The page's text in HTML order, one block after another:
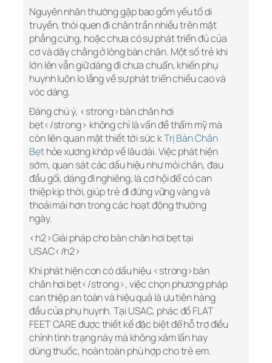
Nguyên nhân thường gặp bao gồm yếu tố di
truyền, thói quen đi chân trần nhiều trên mặt
phẳng cứng, hoặc chưa có sự phát triển đủ của
cơ và dây chằng ở lòng bàn chân. Một số trẻ khi
lớn lên vẫn giữ dáng đi chưa chuẩn, khiến phụ
huynh luôn lo lắng về sự phát triển chiều cao và
vóc dáng.
Đáng chú ý, <strong>bàn chân hơi
bẹt</strong> không chỉ là vấn đề thẩm mỹ mà
còn liên quan mật thiết tới sức kTrị Bàn Chân
Bẹthỏe xương khớp về lâu dài. Việc phát hiện
sớm, quan sát các dấu hiệu như mỏi chân, đau
đầu gối, dáng đi nghiêng, là cơ hội để có can
thiệp kịp thời, giúp trẻ đi đứng vững vàng và
thoải mái hơn trong các hoạt động thường
ngày.
<h2>Giải pháp cho bàn chân hơi bẹt tại
USAC</h2>
Khi phát hiện con có dấu hiệu <strong>bàn
chân hơi bẹt</strong>, việc chọn phương pháp
can thiệp an toàn và hiệu quả là ưu tiên hàng
đầu của phụ huynh. Tại USAC, phác đồ FLAT
FEET CARE được thiết kế đặc biệt để hỗ trợ điều
chỉnh tình trạng này mà không xâm lấn hay
dùng thuốc, hoàn toàn phù hợp cho trẻ em.